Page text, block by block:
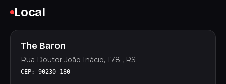
Local
The Baron
Rua Doutor João Inácio, 178 , RS
CEP: 90230-180